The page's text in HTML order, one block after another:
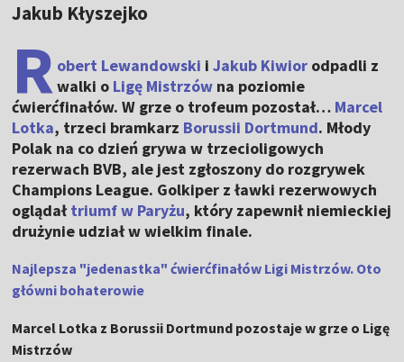
Jakub Kłyszejko
R obert Lewandowski iJakub Kiwior odpadli z
walki o Ligę Mistrzów na poziomie
ćwierćfinałów. W grze o trofeum pozostał… Marcel
Lotka, trzeci bramkarz Borussii Dortmund. Młody
Polak na co dzień grywa w trzecioligowych
rezerwach BVB, ale jest zgłoszony do rozgrywek
Champions League. Golkiper z ławki rezerwowych
oglądałtriumf w Paryżu, który zapewnił niemieckiej
drużynie udział w wielkim finale.
Najlepsza "jedenastka" ćwierćfinałów Ligi Mistrzów. Oto
główni bohaterowie
Marcel Lotka z Borussii Dortmund pozostaje w grze o Ligę
Mistrzów